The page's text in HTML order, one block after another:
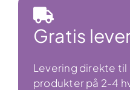
Gratis
Levering direkte
produkter på 2-4